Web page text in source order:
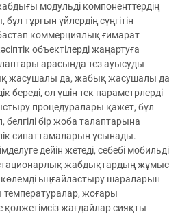
модульді компоненттердің
тұрғын үйлердің сүңгітін
коммерциялық ғимарат
объектілерді жаңартуға
арасында тез ауысуды
жасушалы да, жабық жасушалы да
береді, ол үшін тек параметрлерді
процедуралары қажет, бұл
белгілі бір жоба талаптарына
сипаттамаларын ұсынады.
дейін жетеді, себебі мобильді
жабдықтардың жұмыс
көлемді ыңғайластыру шараларын
температуралар, жоғары
жағдайлар сияқты